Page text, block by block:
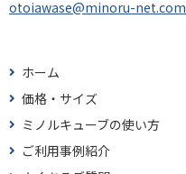
otoiawase@minoru-net.com
ホーム
価格・サイズ
ミノルキューブの使い方
ご利用事例紹介